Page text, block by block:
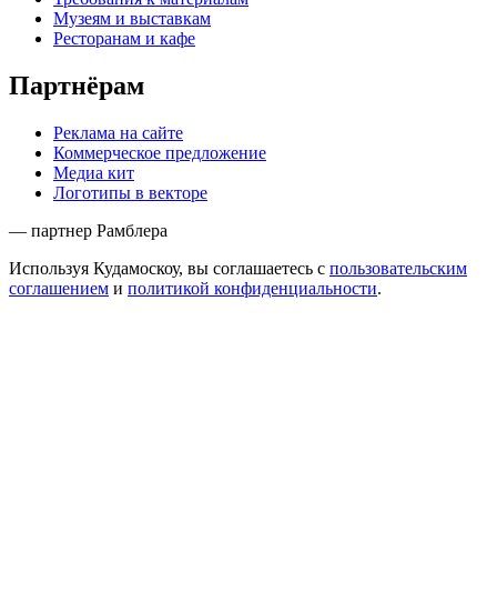
Музеям и выставкам
Ресторанам и кафе
Партнёрам
Реклама на сайте
Коммерческое предложение
Медиа кит
Логотипы в векторе
— партнер Рамблера
Используя Кудамоскоу, вы соглашаетесь с пользовательским
соглашением и политикой конфиденциальности.